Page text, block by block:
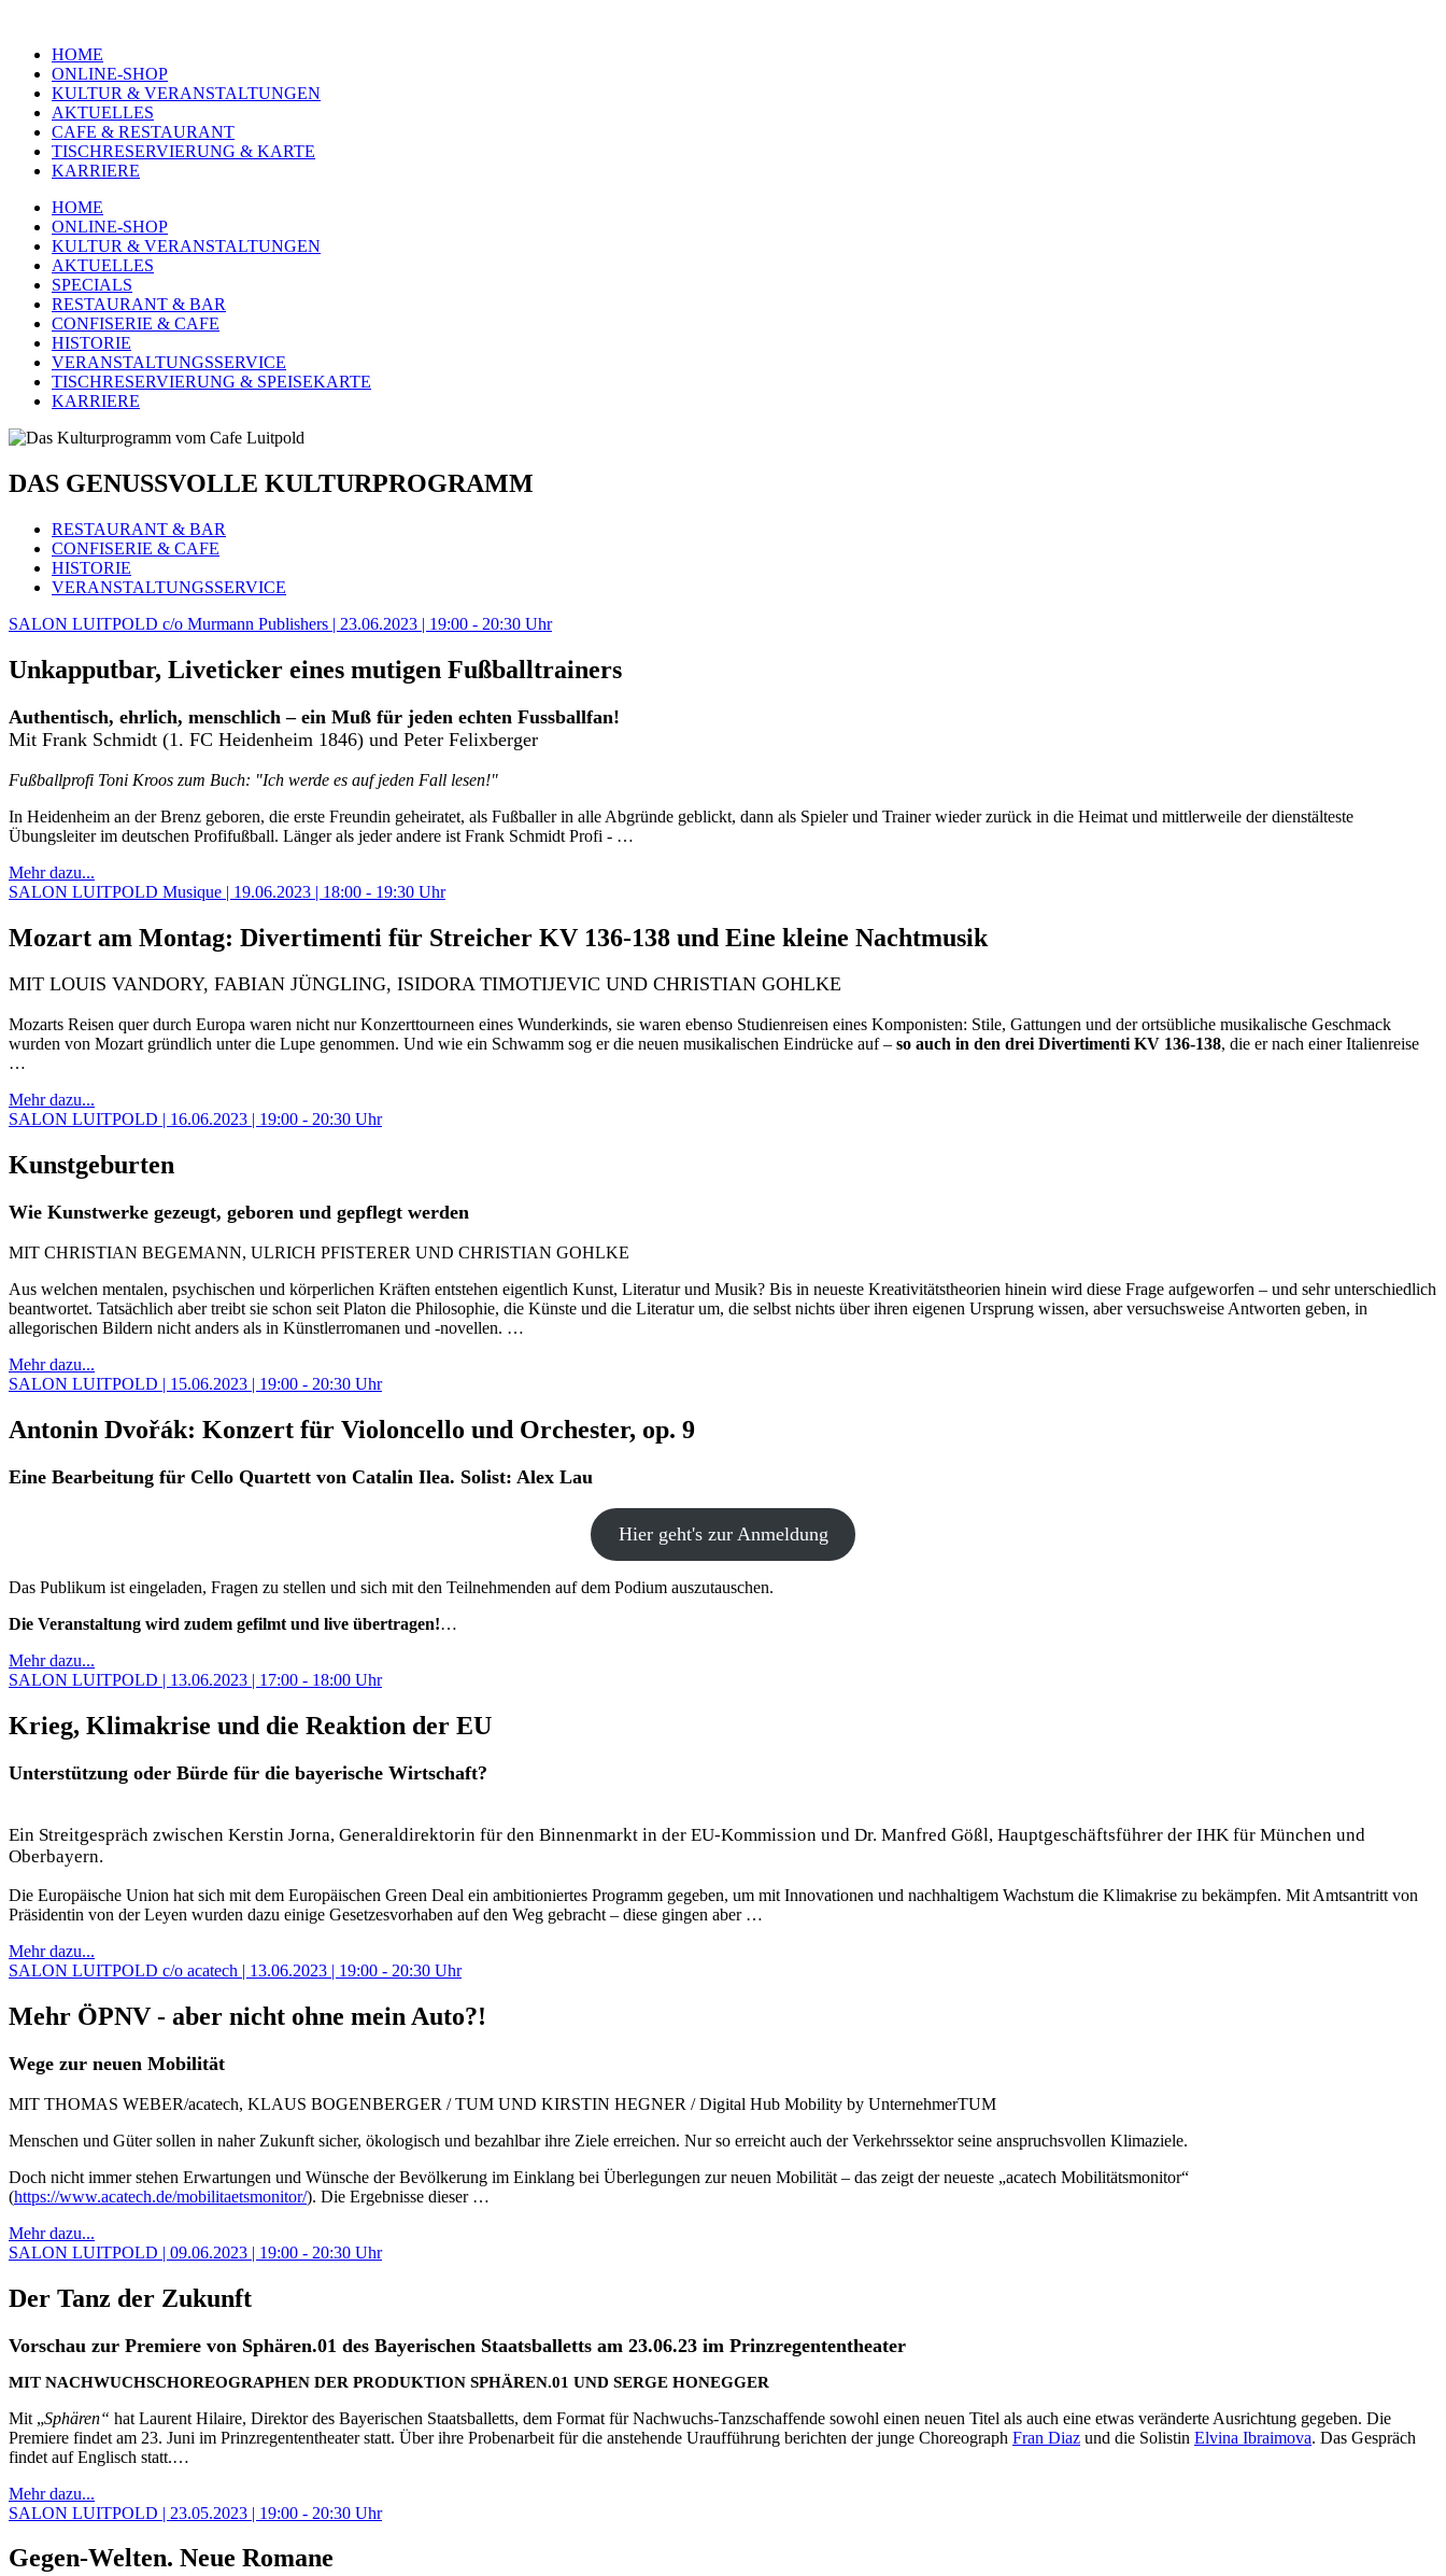
HOME
ONLINE-SHOP
KULTUR & VERANSTALTUNGEN
AKTUELLES
CAFE & RESTAURANT
TISCHRESERVIERUNG & KARTE
KARRIERE
HOME
ONLINE-SHOP
KULTUR & VERANSTALTUNGEN
AKTUELLES
SPECIALS
RESTAURANT & BAR
CONFISERIE & CAFE
HISTORIE
VERANSTALTUNGSSERVICE
TISCHRESERVIERUNG & SPEISEKARTE
KARRIERE
DAS GENUSSVOLLE KULTURPROGRAMM
RESTAURANT & BAR
CONFISERIE & CAFE
HISTORIE
VERANSTALTUNGSSERVICE
SALON LUITPOLD c/o Murmann Publishers | 23.06.2023 | 19:00 - 20:30 Uhr
Unkapputbar, Liveticker eines mutigen Fußballtrainers
Authentisch, ehrlich, menschlich – ein Muß für jeden echten Fussballfan!
Mit Frank Schmidt (1. FC Heidenheim 1846) und Peter Felixberger
Fußballprofi Toni Kroos zum Buch: "Ich werde es auf jeden Fall lesen!"
In Heidenheim an der Brenz geboren, die erste Freundin geheiratet, als Fußballer in alle Abgründe geblickt, dann als Spieler und Trainer wieder zurück in die Heimat und mittlerweile der dienstälteste
Übungsleiter im deutschen Profifußball. Länger als jeder andere ist Frank Schmidt Profi - …
Mehr dazu...
SALON LUITPOLD Musique | 19.06.2023 | 18:00 - 19:30 Uhr
Mozart am Montag: Divertimenti für Streicher KV 136-138 und Eine kleine Nachtmusik
MIT LOUIS VANDORY, FABIAN JÜNGLING, ISIDORA TIMOTIJEVIC UND CHRISTIAN GOHLKE
Mozarts Reisen quer durch Europa waren nicht nur Konzerttourneen eines Wunderkinds, sie waren ebenso Studienreisen eines Komponisten: Stile, Gattungen und der ortsübliche musikalische Geschmack
wurden von Mozart gründlich unter die Lupe genommen. Und wie ein Schwamm sog er die neuen musikalischen Eindrücke auf – so auch in den drei Divertimenti KV 136-138, die er nach einer Italienreise
…
Mehr dazu...
SALON LUITPOLD | 16.06.2023 | 19:00 - 20:30 Uhr
Kunstgeburten
Wie Kunstwerke gezeugt, geboren und gepflegt werden
MIT CHRISTIAN BEGEMANN, ULRICH PFISTERER UND CHRISTIAN GOHLKE
Aus welchen mentalen, psychischen und körperlichen Kräften entstehen eigentlich Kunst, Literatur und Musik? Bis in neueste Kreativitätstheorien hinein wird diese Frage aufgeworfen – und sehr unterschiedlich
beantwortet. Tatsächlich aber treibt sie schon seit Platon die Philosophie, die Künste und die Literatur um, die selbst nichts über ihren eigenen Ursprung wissen, aber versuchsweise Antworten geben, in
allegorischen Bildern nicht anders als in Künstlerromanen und -novellen. …
Mehr dazu...
SALON LUITPOLD | 15.06.2023 | 19:00 - 20:30 Uhr
Antonin Dvořák: Konzert für Violoncello und Orchester, op. 9
Eine Bearbeitung für Cello Quartett von Catalin Ilea. Solist: Alex Lau
Hier geht's zur Anmeldung
Das Publikum ist eingeladen, Fragen zu stellen und sich mit den Teilnehmenden auf dem Podium auszutauschen.
Die Veranstaltung wird zudem gefilmt und live übertragen!…
Mehr dazu...
SALON LUITPOLD | 13.06.2023 | 17:00 - 18:00 Uhr
Krieg, Klimakrise und die Reaktion der EU
Unterstützung oder Bürde für die bayerische Wirtschaft?
Ein Streitgespräch zwischen Kerstin Jorna, Generaldirektorin für den Binnenmarkt in der EU-Kommission und Dr. Manfred Gößl, Hauptgeschäftsführer der IHK für München und
Oberbayern.
Die Europäische Union hat sich mit dem Europäischen Green Deal ein ambitioniertes Programm gegeben, um mit Innovationen und nachhaltigem Wachstum die Klimakrise zu bekämpfen. Mit Amtsantritt von
Präsidentin von der Leyen wurden dazu einige Gesetzesvorhaben auf den Weg gebracht – diese gingen aber …
Mehr dazu...
SALON LUITPOLD c/o acatech | 13.06.2023 | 19:00 - 20:30 Uhr
Mehr ÖPNV - aber nicht ohne mein Auto?!
Wege zur neuen Mobilität
MIT THOMAS WEBER/acatech, KLAUS BOGENBERGER / TUM UND KIRSTIN HEGNER / Digital Hub Mobility by UnternehmerTUM
Menschen und Güter sollen in naher Zukunft sicher, ökologisch und bezahlbar ihre Ziele erreichen. Nur so erreicht auch der Verkehrssektor seine anspruchsvollen Klimaziele.
Doch nicht immer stehen Erwartungen und Wünsche der Bevölkerung im Einklang bei Überlegungen zur neuen Mobilität – das zeigt der neueste „acatech Mobilitätsmonitor“
(https://www.acatech.de/mobilitaetsmonitor/). Die Ergebnisse dieser …
Mehr dazu...
SALON LUITPOLD | 09.06.2023 | 19:00 - 20:30 Uhr
Der Tanz der Zukunft
Vorschau zur Premiere von Sphären.01 des Bayerischen Staatsballetts am 23.06.23 im Prinzregententheater
MIT NACHWUCHSCHOREOGRAPHEN DER PRODUKTION SPHÄREN.01 UND SERGE HONEGGER
Mit „Sphären“ hat Laurent Hilaire, Direktor des Bayerischen Staatsballetts, dem Format für Nachwuchs-Tanzschaffende sowohl einen neuen Titel als auch eine etwas veränderte Ausrichtung gegeben. Die
Premiere findet am 23. Juni im Prinzregententheater statt. Über ihre Probenarbeit für die anstehende Uraufführung berichten der junge Choreograph Fran Diaz und die Solistin Elvina Ibraimova. Das Gespräch
findet auf Englisch statt.…
Mehr dazu...
SALON LUITPOLD | 23.05.2023 | 19:00 - 20:30 Uhr
Gegen-Welten. Neue Romane